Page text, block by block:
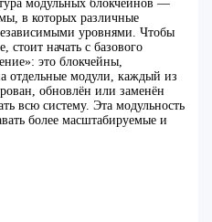
модульных блокчейнов —
в которых различные
уровнями. Чтобы
стоит начать с базового
это блокчейны,
отдельные модули, каждый из
обновлён или заменён
всю систему. Эта модульность
более масштабируемые и